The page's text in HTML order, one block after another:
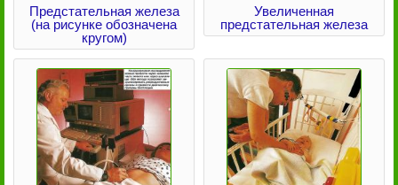
Предстательная железа
(на рисунке обозначена
кругом)
Увеличенная
предстательная железа